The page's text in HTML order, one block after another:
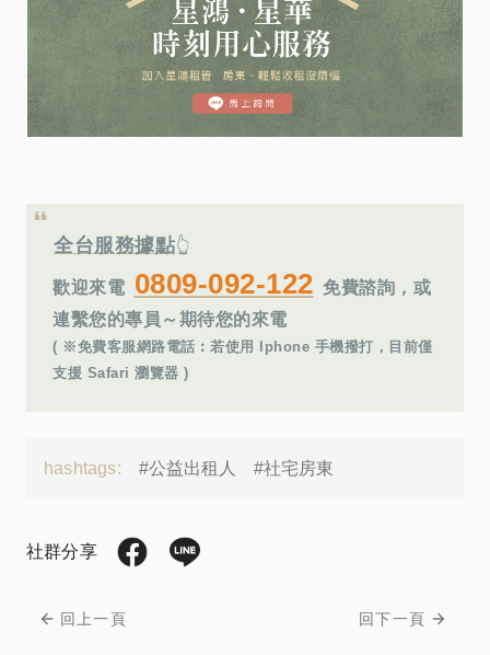
全台服務據點👆
歡迎來電 0809-092-122 免費諮詢，或
連繫您的專員～期待您的來電
( ※免費客服網路電話︰若使用 Iphone 手機撥打，目前僅
支援 Safari 瀏覽器 )
hashtags: #公益出租人 #社宅房東
社群分享
回上一頁 回下一頁